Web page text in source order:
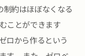
約はほぼなくなる
ことができます
ロから作るという